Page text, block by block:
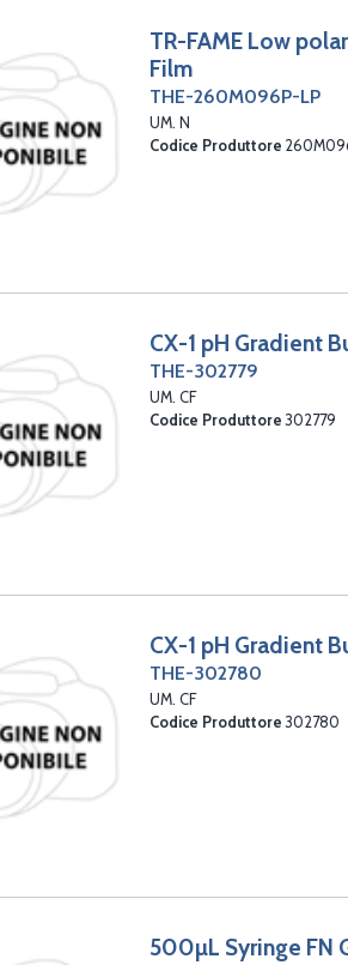
TR-FAME Low
Film
THE-260M096P-LP
UM. N
Codice Produttore
CX-1 pH Gradient
THE-302779
UM. CF
Codice Produttore 302779
CX-1 pH Gradient
THE-302780
UM. CF
Codice Produttore 302780
500µL Syringe FN